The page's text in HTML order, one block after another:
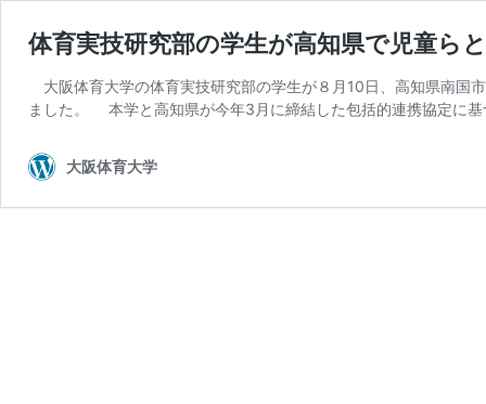
体育実技研究部の学生が高知県で児童ら
大阪体育大学の体育実技研究部の学生が８月10日、高知県南国
ました。 本学と高知県が今年3月に締結した包括的連携協定に
大阪体育大学